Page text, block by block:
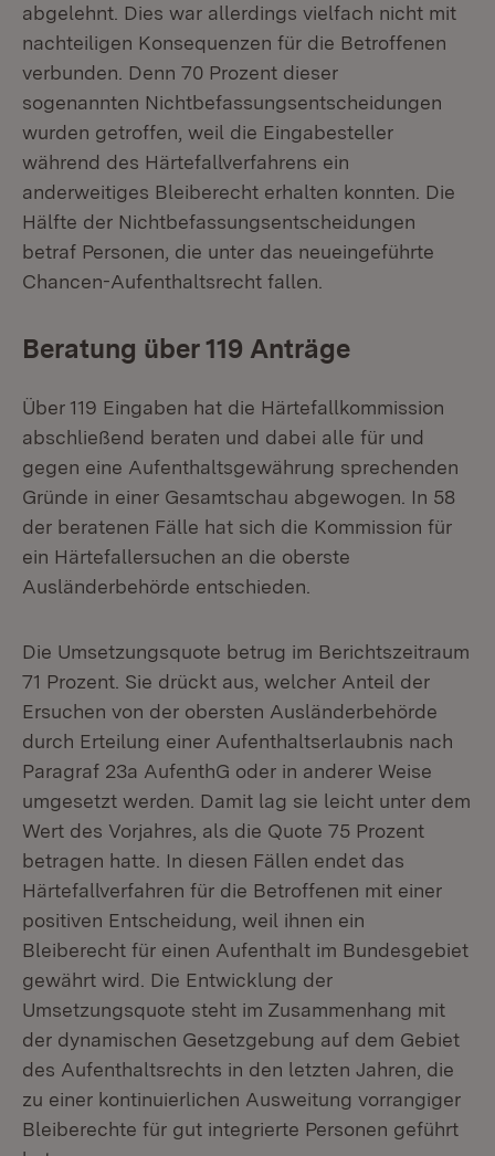
abgelehnt. Dies war allerdings vielfach nicht mit
nachteiligen Konsequenzen für die Betroffenen
verbunden. Denn 70 Prozent dieser
sogenannten Nichtbefassungsentscheidungen
wurden getroffen, weil die Eingabesteller
während des Härtefallverfahrens ein
anderweitiges Bleiberecht erhalten konnten. Die
Hälfte der Nichtbefassungsentscheidungen
betraf Personen, die unter das neueingeführte
Chancen-Aufenthaltsrecht fallen.
Beratung über 119 Anträge
Über 119 Eingaben hat die Härtefallkommission
abschließend beraten und dabei alle für und
gegen eine Aufenthaltsgewährung sprechenden
Gründe in einer Gesamtschau abgewogen. In 58
der beratenen Fälle hat sich die Kommission für
ein Härtefallersuchen an die oberste
Ausländerbehörde entschieden.
Die Umsetzungsquote betrug im Berichtszeitraum
71 Prozent. Sie drückt aus, welcher Anteil der
Ersuchen von der obersten Ausländerbehörde
durch Erteilung einer Aufenthaltserlaubnis nach
Paragraf 23a AufenthG oder in anderer Weise
umgesetzt werden. Damit lag sie leicht unter dem
Wert des Vorjahres, als die Quote 75 Prozent
betragen hatte. In diesen Fällen endet das
Härtefallverfahren für die Betroffenen mit einer
positiven Entscheidung, weil ihnen ein
Bleiberecht für einen Aufenthalt im Bundesgebiet
gewährt wird. Die Entwicklung der
Umsetzungsquote steht im Zusammenhang mit
der dynamischen Gesetzgebung auf dem Gebiet
des Aufenthaltsrechts in den letzten Jahren, die
zu einer kontinuierlichen Ausweitung vorrangiger
Bleiberechte für gut integrierte Personen geführt